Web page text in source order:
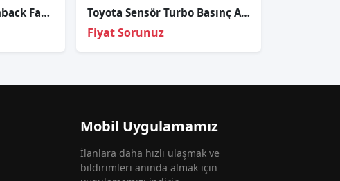
Toyota Corolla Hatchback Far 2004 2006 Sağ Sol HB Far Toyota Sensör Turbo Basınç Avensis 07-20/Corolla 07-20/Verso A
Fiyat Sorunuz
Mobil Uygulamamız
İlanlara daha hızlı ulaşmak ve
bildirimleri anında almak için